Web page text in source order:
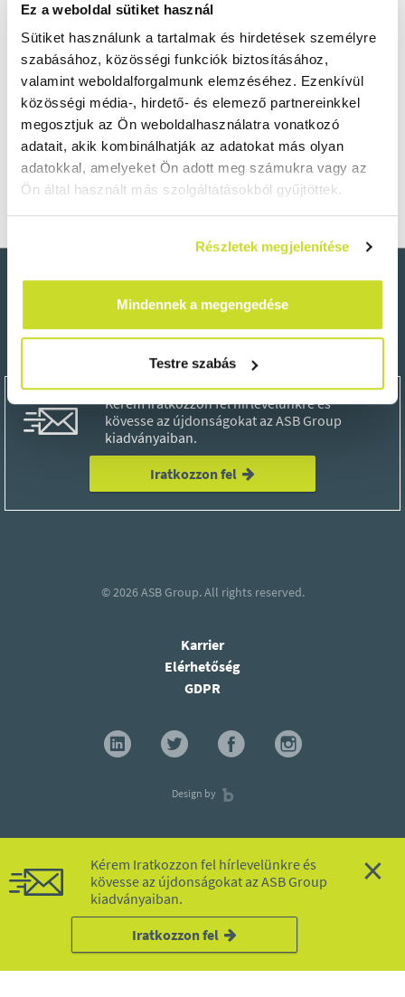
Ez a weboldal sütiket használ
Sütiket használunk a tartalmak és hirdetések személyre
szabásához, közösségi funkciók biztosításához,
valamint weboldalforgalmunk elemzéséhez. Ezenkívül
közösségi média-, hirdető- és elemező partnereinkkel
megosztjuk az Ön weboldalhasználatra vonatkozó
adatait, akik kombinálhatják az adatokat más olyan
adatokkal, amelyeket Ön adott meg számukra vagy az
Ön által használt más szolgáltatásokból gyűjtöttek.
Részletek megjelenítése
Mindennek a megengedése
Testre szabás
Kérem Iratkozzon fel hírlevelünkre és
kövesse az újdonságokat az ASB Group
kiadványaiban.
Iratkozzon fel
×
Kérem Iratkozzon fel hírlevelünkre és
kövesse az újdonságokat az ASB Group
kiadványaiban.
Iratkozzon fel
© 2026ASB Group.All rights reserved.
Karrier
Elérhetőség
GDPR
Design by